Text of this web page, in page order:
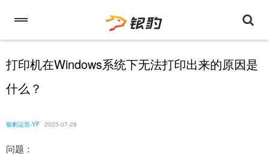
打印机在Windows系统下无法打印出来的原因是
什么？
银豹运营-YF 2025-07-28
问题：